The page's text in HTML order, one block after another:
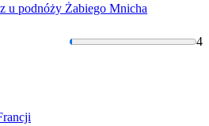
u podnóży Żabiego Mnicha
4